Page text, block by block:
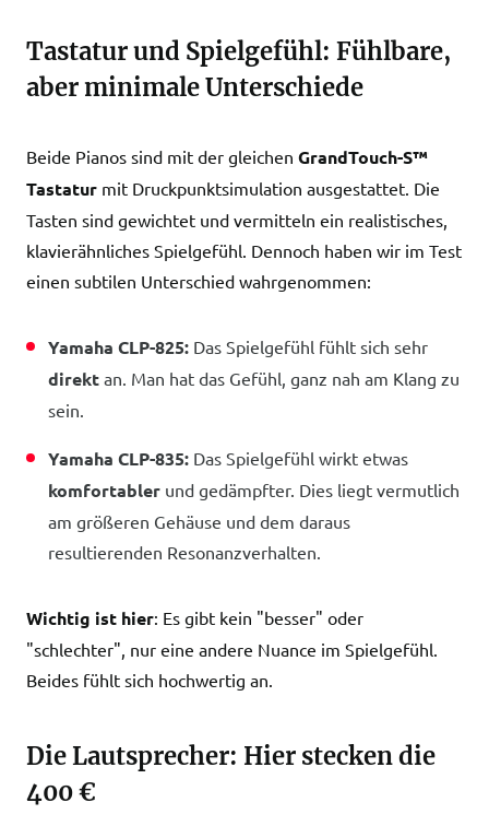
Tastatur und Spielgefühl: Fühlbare,
aber minimale Unterschiede
Beide Pianos sind mit der gleichen GrandTouch-S™
Tastatur mit Druckpunktsimulation ausgestattet. Die
Tasten sind gewichtet und vermitteln ein realistisches,
klavierähnliches Spielgefühl. Dennoch haben wir im Test
einen subtilen Unterschied wahrgenommen:
Yamaha CLP-825: Das Spielgefühl fühlt sich sehr
direkt an. Man hat das Gefühl, ganz nah am Klang zu
sein.
Yamaha CLP-835: Das Spielgefühl wirkt etwas
komfortabler und gedämpfter. Dies liegt vermutlich
am größeren Gehäuse und dem daraus
resultierenden Resonanzverhalten.
Wichtig ist hier: Es gibt kein "besser" oder
"schlechter", nur eine andere Nuance im Spielgefühl.
Beides fühlt sich hochwertig an.
Die Lautsprecher: Hier stecken die
400 €